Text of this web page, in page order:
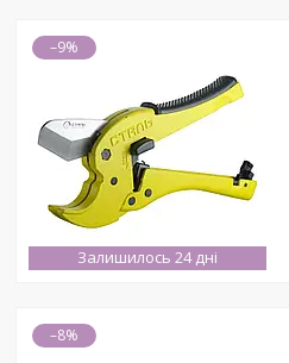
–9%
Залишилось 24 дні
–8%